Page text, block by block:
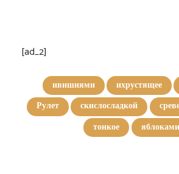
[ad_2]
ивишнями ихрустящее
Рулет
скислосладкой
тонкое
яблоками